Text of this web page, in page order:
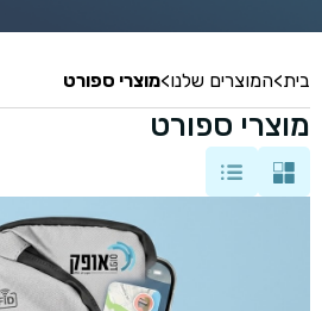
בית>המוצרים שלנו>מוצרי ספורט
מוצרי ספורט